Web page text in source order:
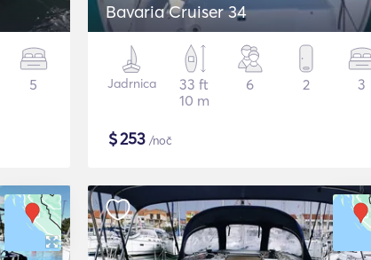
5
Bavaria Cruiser 34
Jadrnica
33 ft
10 m
6 2 3
$253 /noč